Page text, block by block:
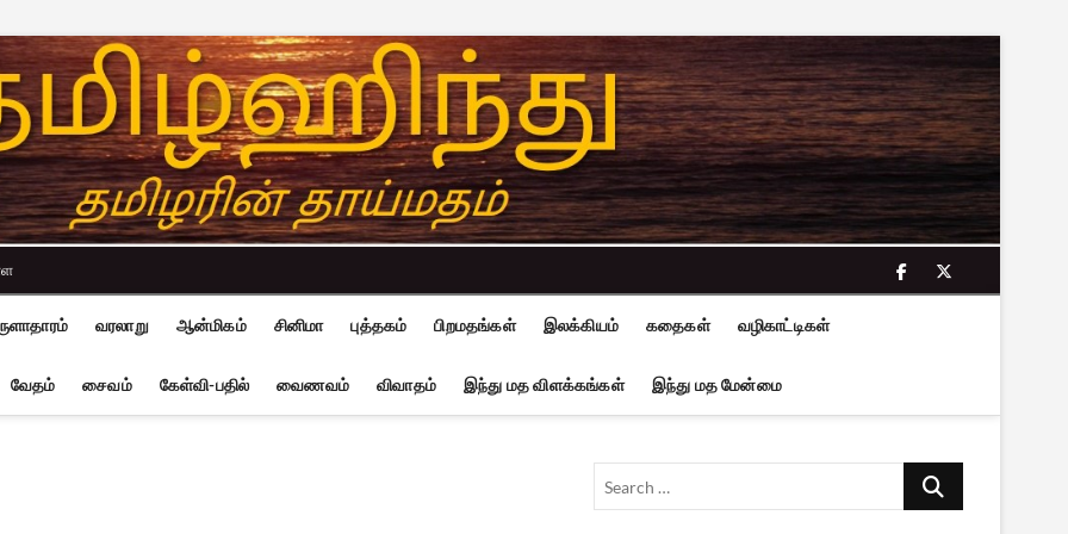
facebook
twitter
வரலாறு ஆன்மிகம் சினிமா புத்தகம் பிறமதங்கள் இலக்கியம் கதைகள் வழிகாட்டிகள்
வேதம் சைவம் கேள்வி-பதில் வைணவம் விவாதம் இந்து மத விளக்கங்கள் இந்து மத மேன்மை
Search